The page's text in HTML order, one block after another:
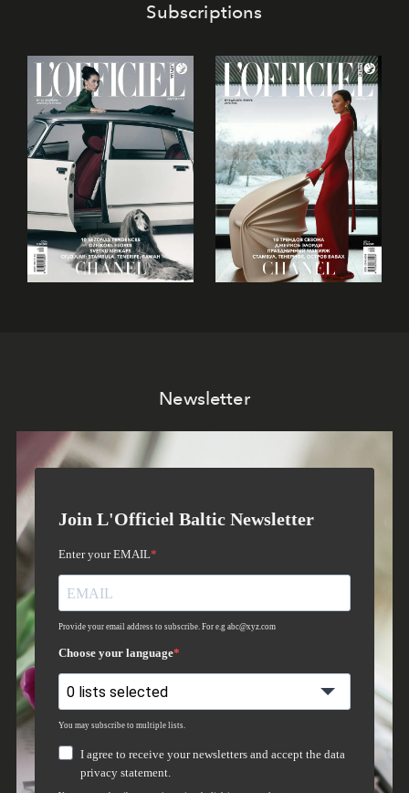
Subscriptions
Newsletter